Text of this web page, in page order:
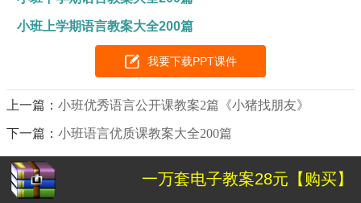
小班上学期语言教案大全200篇
我要下载PPT课件
上一篇：小班优秀语言公开课教案2篇《小猪找朋友》
下一篇：小班语言优质课教案大全200篇
一万套电子教案28元【购买】